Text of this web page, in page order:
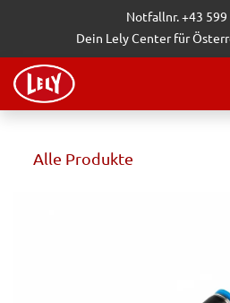
Zum Inhalt springenNotfallnr. +43 599
Dein Lely Center für
Alle Produkte